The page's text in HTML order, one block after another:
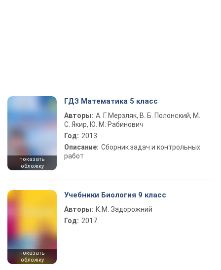
показать
обложку
ГДЗ Математика 5 класс
Авторы: А. Г. Мерзляк, В. Б. Полонский, М.
С. Якир, Ю. М. Рабинович
Год: 2013
Описание: Сборник задач и контрольных
работ
показать
обложку
Учебники Биология 9 класс
Авторы: К.М. Задорожний
Год: 2017